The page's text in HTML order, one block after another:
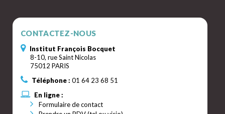
CONTACTEZ-NOUS
Institut François Bocquet
8-10, rue Saint Nicolas
75012 PARIS
Téléphone : 01 64 23 68 51
En ligne :
Formulaire de contact